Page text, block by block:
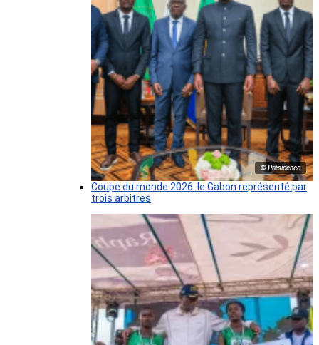
© Présidence
Coupe du monde 2026: le Gabon représenté par
trois arbitres